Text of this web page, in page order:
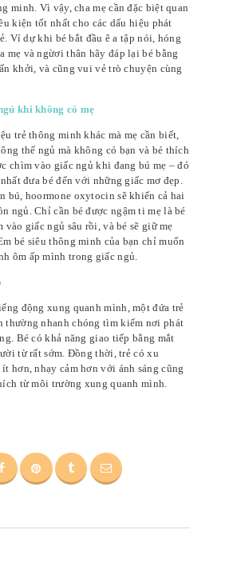
minh. Vì vậy, cha mẹ cần đặc biệt quan
kiện tốt nhất cho các dấu hiệu phát
Ví dự khi bé bắt đầu ê a tập nói, hóng
mẹ và ngừơi thân hãy đáp lại bé bằng
khởi, và cũng vui vẻ trò chuyện cùng
khi không có mẹ
trẻ thông minh khác mà mẹ cần biết,
thể ngủ mà không có bạn và bé thích
chìm vào giấc ngủ khi đang bú mẹ – đó
đưa bé đến với những giấc mơ đẹp.
bú, hoormone oxytocin sẽ khiến cả hai
ngủ. Chỉ cần bé được ngậm ti mẹ là bé
vào giấc ngủ sâu rồi, và bé sẽ giữ mẹ
bé siêu thông minh của bạn chỉ muốn
ôm ấp mình trong giấc ngủ.
động xung quanh mình, một đứa trẻ
thường nhanh chóng tìm kiếm nơi phát
Bé có khả năng giao tiếp bằng mắt
từ rất sớm. Đồng thời, trẻ có xu
hơn, nhạy cảm hơn với ánh sáng cũng
từ môi trường xung quanh mình.